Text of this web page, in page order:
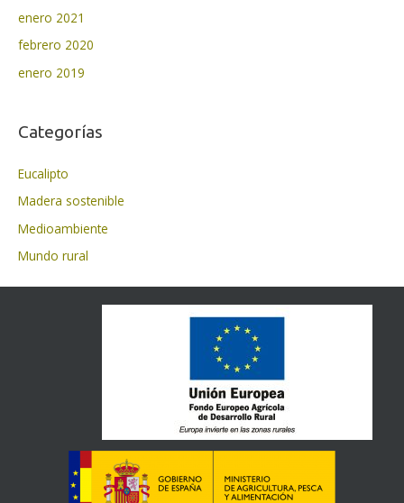
enero 2021
febrero 2020
enero 2019
Categorías
Eucalipto
Madera sostenible
Medioambiente
Mundo rural